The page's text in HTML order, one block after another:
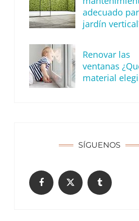
adecuado
jardín
Renovar las
ventanas
material
SÍGUENOS